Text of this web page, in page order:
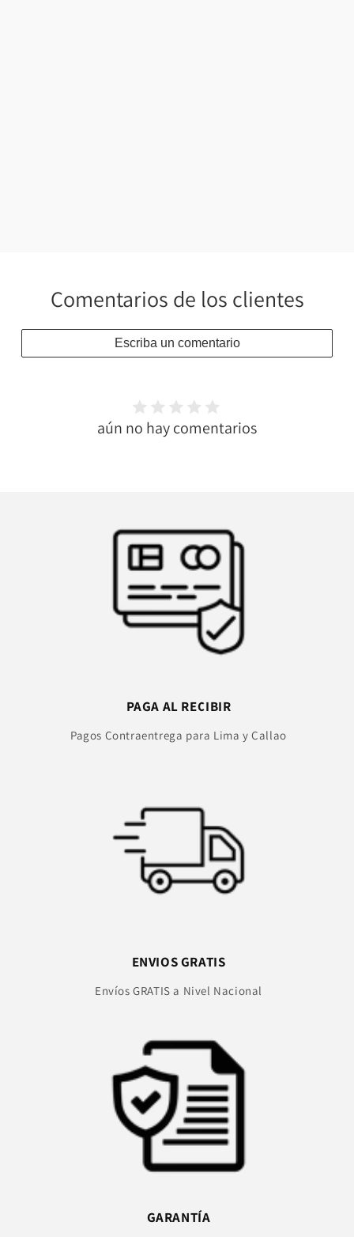
Comentarios de los clientes
Escriba un comentario
aún no hay comentarios
PAGA AL RECIBIR
Pagos Contraentrega para Lima y Callao
ENVIOS GRATIS
Envíos GRATIS a Nivel Nacional
GARANTÍA